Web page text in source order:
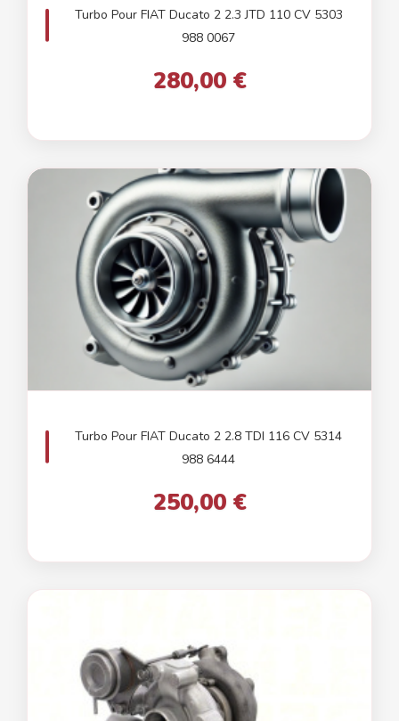
Turbo Pour FIAT Ducato 2 2.3 JTD 110 CV 5303
988 0067
280,00 €
Turbo Pour FIAT Ducato 2 2.8 TDI 116 CV 5314
988 6444
250,00 €